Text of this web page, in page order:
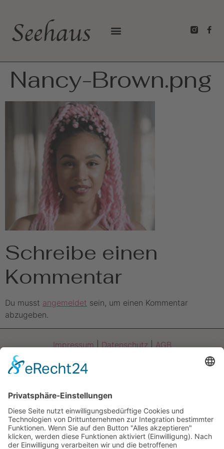
Nancy-Brown.png
Schreibe einen
Kommentar
Du musst angemeldet sein, um einen Kommentar
abzugeben.
Impressum|Datenschutz|AGB
92442 Wackersdorf